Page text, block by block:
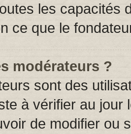
les capacités
ce que le
modérateurs ?
sont des
à vérifier au jour
de modifier ou